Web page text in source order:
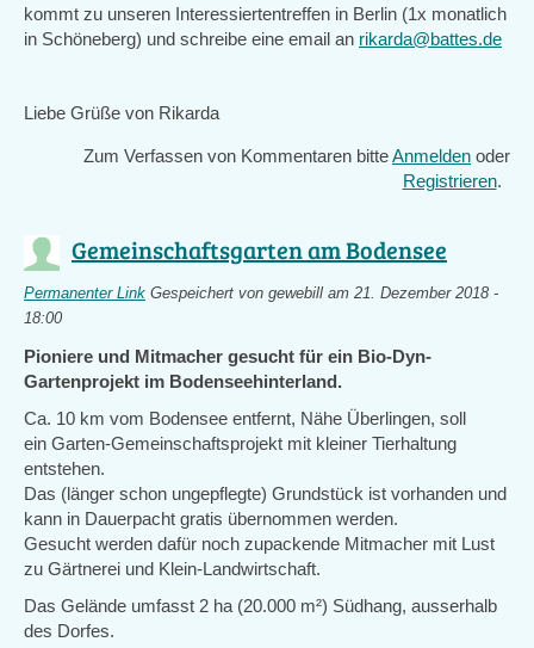
kommt zu unseren Interessiertentreffen in Berlin (1x monatlich
in Schöneberg) und schreibe eine email an rikarda@battes.de
Liebe Grüße von Rikarda
Zum Verfassen von Kommentaren bitteAnmelden oder
Registrieren.
Gemeinschaftsgarten am Bodensee
Permanenter Link Gespeichert von gewebill am 21. Dezember 2018 -
18:00
Pioniere und Mitmacher gesucht für ein Bio-Dyn-
Gartenprojekt im Bodenseehinterland.
Ca. 10 km vom Bodensee entfernt, Nähe Überlingen, soll
ein Garten-Gemeinschaftsprojekt mit kleiner Tierhaltung
entstehen.
Das (länger schon ungepflegte) Grundstück ist vorhanden und
kann in Dauerpacht gratis übernommen werden.
Gesucht werden dafür noch zupackende Mitmacher mit Lust
zu Gärtnerei und Klein-Landwirtschaft.
Das Gelände umfasst 2 ha (20.000 m²) Südhang, ausserhalb
des Dorfes.